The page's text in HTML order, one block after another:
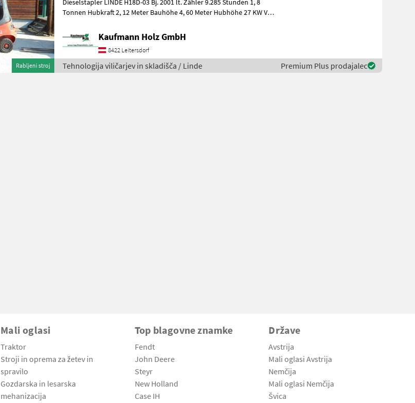
Rabljeni stroj
Dieselstapler LINDE H18D-03 Bj. 2001 lt. Zähler 9.285 Stunden 1, 8
Tonnen Hubkraft 2, 12 Meter Bauhöhe 4, 60 Meter Hubhöhe 27 KW VW-
Kaufmann Holz GmbH
8422 Leitersdorf
Tehnologija viličarjev in skladišča / Linde Premium Plus prodajalec
Mali oglasi
Traktor
Stroji in oprema za žetev in
spravilo
Gozdarska in lesarska
mehanizacija
Top blagovne znamke
Fendt
John Deere
Steyr
New Holland
Case IH
Države
Avstrija
Mali oglasi Avstrija
Nemčija
Mali oglasi Nemčija
Švica